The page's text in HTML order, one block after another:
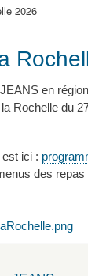
2026
en
Rochelle du
ici :
des repas